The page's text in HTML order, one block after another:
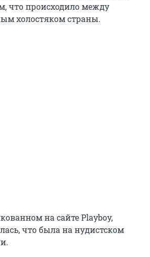
что происходило между
холостяком страны.
на сайте Playboy,
что была на нудистском